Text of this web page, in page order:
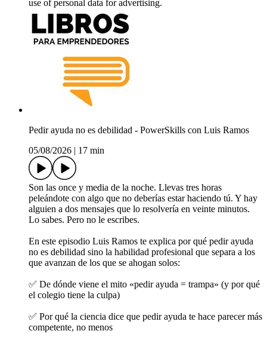
use of personal data for advertising.
Pedir ayuda no es debilidad - PowerSkills con Luis Ramos
05/08/2026
17 min
Son las once y media de la noche. Llevas tres horas
peleándote con algo que no deberías estar haciendo tú. Y hay
alguien a dos mensajes que lo resolvería en veinte minutos.
Lo sabes. Pero no le escribes.
En este episodio Luis Ramos te explica por qué pedir ayuda
no es debilidad sino la habilidad profesional que separa a los
que avanzan de los que se ahogan solos:
✅ De dónde viene el mito «pedir ayuda = trampa» (y por qué
el colegio tiene la culpa)
✅ Por qué la ciencia dice que pedir ayuda te hace parecer más
competente, no menos